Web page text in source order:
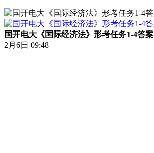
国开电大《国际经济法》形考任务1-4答案
2月6日 09:48